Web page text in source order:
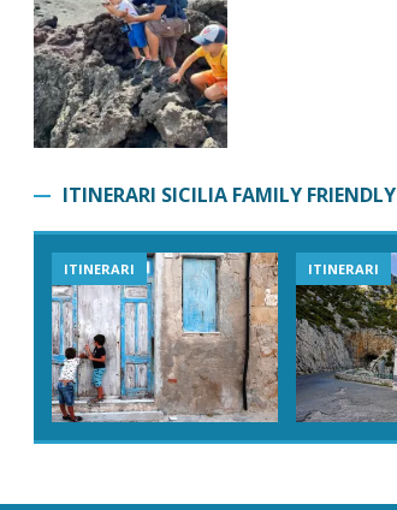
ITINERARI SICILIA FAMILY FRIENDLY
ITINERARI ITINERARI